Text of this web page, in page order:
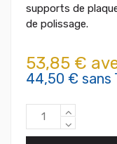
supports de
de polissage.
53,85 €
44,50 € sans